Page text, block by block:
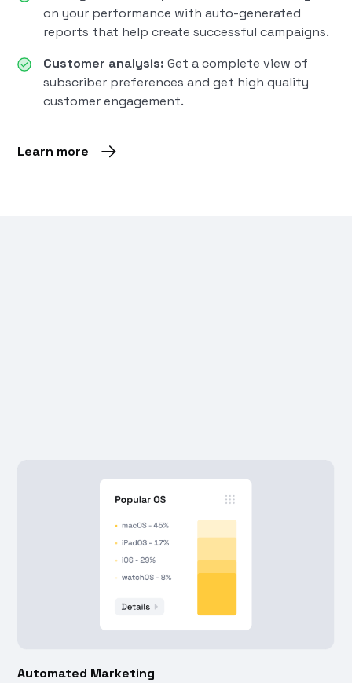
on your performance with auto-generated
reports that help create successful campaigns.
Customer analysis: Get a complete view of
subscriber preferences and get high quality
customer engagement.
Learn more
Automated Marketing